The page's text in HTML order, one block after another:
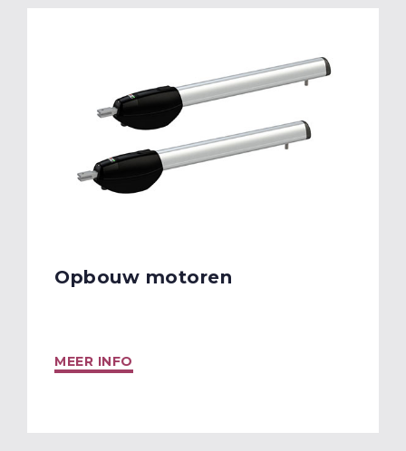
Opbouw motoren
MEER INFO